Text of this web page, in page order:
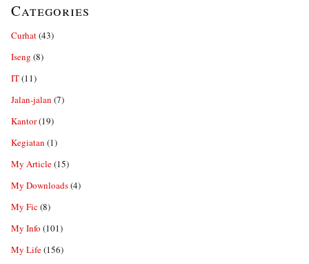
Categories
Curhat(43)
Iseng (8)
IT(11)
Jalan-jalan (7)
Kantor(19)
Kegiatan (1)
My Article(15)
My Downloads(4)
My Fic(8)
My Info (101)
My Life(156)